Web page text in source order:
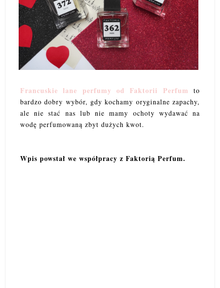
Francuskie lane perfumy od Faktorii Perfum to
bardzo dobry wybór, gdy kochamy oryginalne zapachy,
ale nie stać nas lub nie mamy ochoty wydawać na
wodę perfumowaną zbyt dużych kwot.
Wpis powstał we współpracy z Faktorią Perfum.